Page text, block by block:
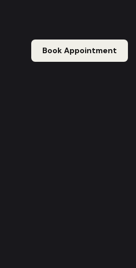
Book Appointment